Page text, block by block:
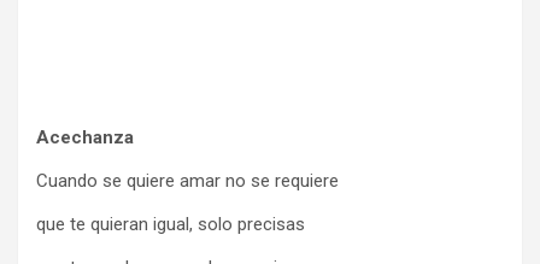
Acechanza
Cuando se quiere amar no se requiere
que te quieran igual, solo precisas